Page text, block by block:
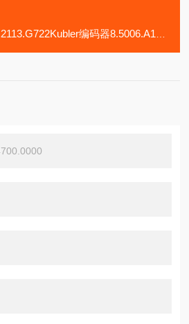
编码器8.5006.A154.0050